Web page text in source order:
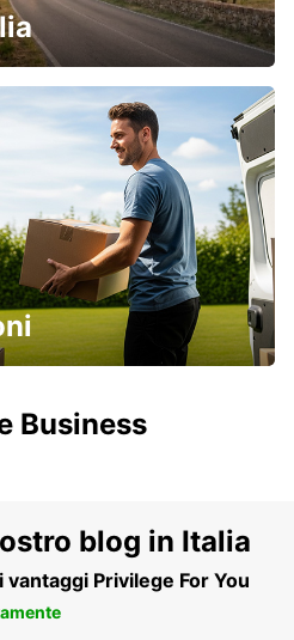
Business
blog in Italia
vantaggi Privilege For You